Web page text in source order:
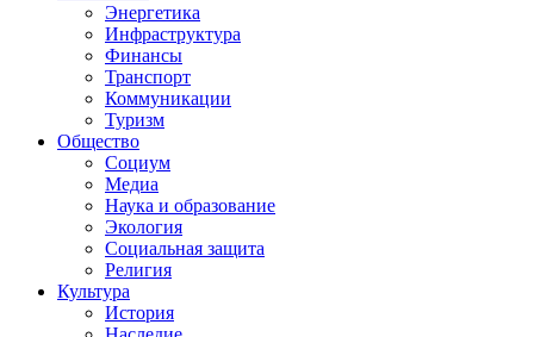
Энергетика
Инфраструктура
Финансы
Транспорт
Коммуникации
Туризм
Общество
Социум
Медиа
Наука и образование
Экология
Социальная защита
Религия
Культура
История